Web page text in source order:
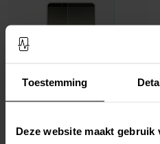
Toestemming
Deze website maakt gebruik
Op voorraad